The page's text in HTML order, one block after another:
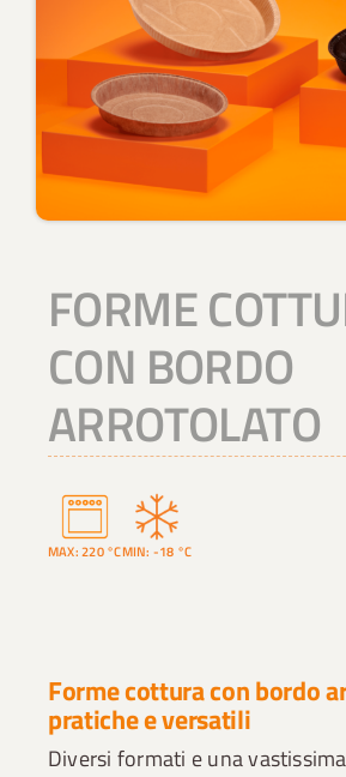
FORME
CON BORDO
ARROTOLATO
MAX: 220 °CMIN: -18 °C
Forme cottura con bordo
pratiche e versatili
Diversi formati e una